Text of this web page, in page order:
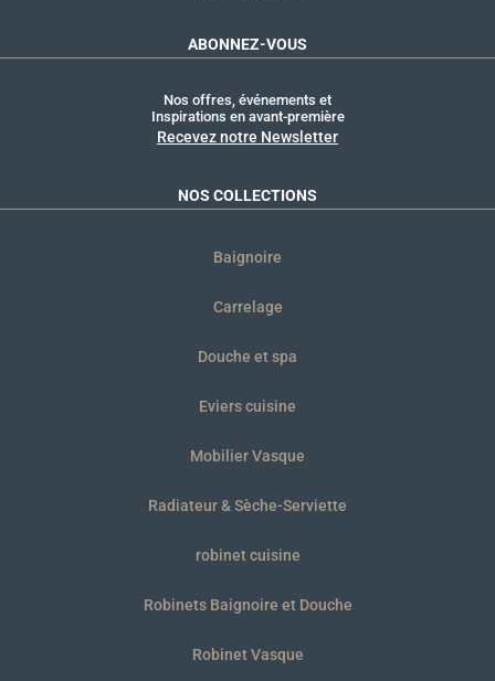
ABONNEZ-VOUS
Nos offres, événements et
Inspirations en avant-première
Recevez notre Newsletter
NOS COLLECTIONS
Baignoire
Carrelage
Douche et spa
Eviers cuisine
Mobilier Vasque
Radiateur & Sèche-Serviette
robinet cuisine
Robinets Baignoire et Douche
Robinet Vasque